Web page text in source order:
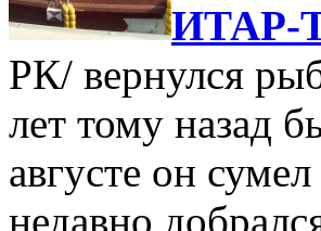
ИТАР-
РК/ вернулся
лет тому назад
августе он
недавно